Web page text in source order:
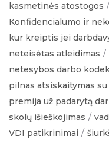
kasmetinės atostogos
Konfidencialumo ir
kur kreiptis jei
neteisėtas atleidimas
netesybos darbo
pilnas atsiskaitymas
premija už padarytą
skolų išieškojimas
VDI patikrinimai